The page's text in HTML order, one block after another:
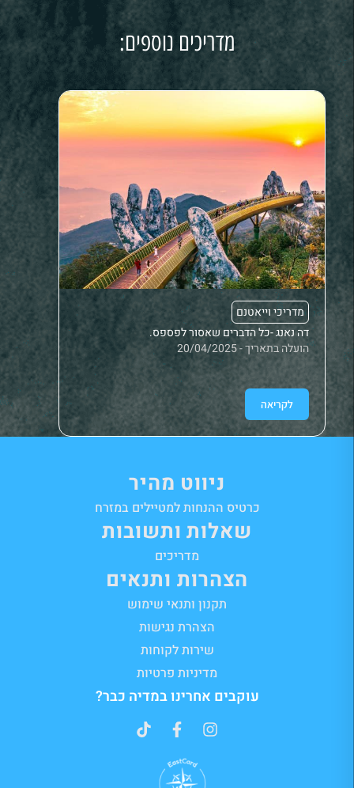
מדריכים נוספים:
מדריכי וייאטנם
דה נאנג -כל הדברים שאסור לפספס.
הועלה בתאריך - 20/04/2025
לקריאה
פונג
הועלה
ניווט מהיר
כרטיס ההנחות למטיילים במזרח
שאלות ותשובות
מדריכים
הצהרות ותנאים
תקנון ותנאי שימוש
הצהרת נגישות
שירות לקוחות
מדיניות פרטיות
עוקבים אחרינו במדיה כבר?